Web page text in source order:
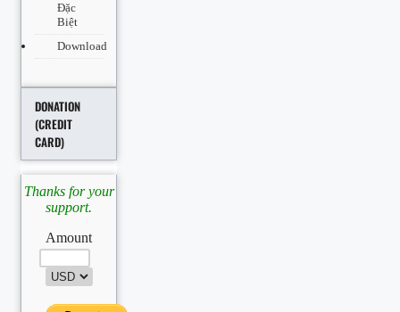
Đặc
Biệt
Download
DONATION
(CREDIT
CARD)
Thanks for your
support.
Amount